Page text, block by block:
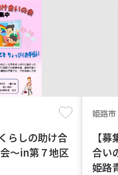
らしの助け合
～in第７地区
姫路市
【
合
姫路